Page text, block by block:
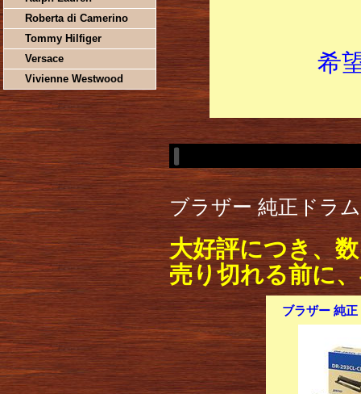
Roberta di Camerino
Tommy Hilfiger
Versace
Vivienne Westwood
希
ブラザー 純正ドラ
大好評につき、
売り切れる前に
ブラザー 純